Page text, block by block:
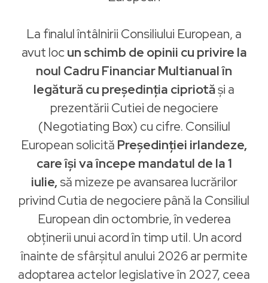
La finalul întâlnirii Consiliului European, a
avut locun schimb de opinii cu privire la
noul Cadru Financiar Multianual în
legătură cu președinția cipriotăși a
prezentării Cutiei de negociere
(Negotiating Box) cu cifre. Consiliul
European solicită Președinției irlandeze,
care își va începe mandatul de la 1
iulie, să mizeze pe avansarea lucrărilor
privind Cutia de negociere până la Consiliul
European din octombrie, în vederea
obținerii unui acord în timp util. Un acord
înainte de sfârșitul anului 2026 ar permite
adoptarea actelor legislative în 2027, ceea